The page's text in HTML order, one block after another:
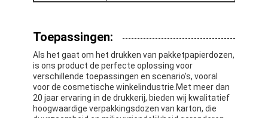
Kwaliteitscontrole
Neem contact met ons op
Nieuws
Toepassingen:
Als het gaat om het drukken van pakketpapierdozen,
is ons product de perfecte oplossing voor
verschillende toepassingen en scenario's, vooral
voor de cosmetische winkelindustrie.Met meer dan
20 jaar ervaring in de drukkerij, bieden wij kwalitatief
hoogwaardige verpakkingsdozen van karton, die